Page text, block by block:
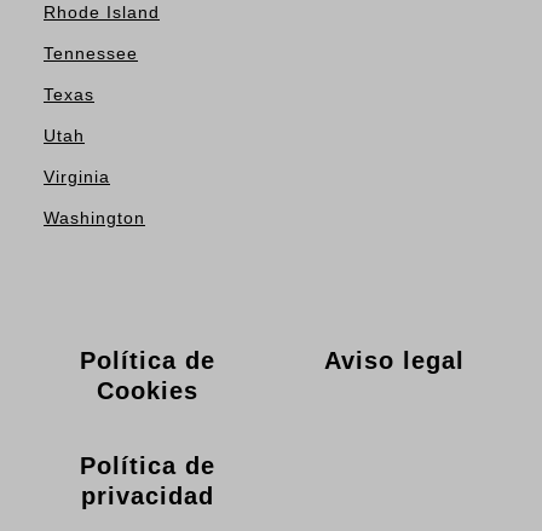
Rhode Island
Tennessee
Texas
Utah
Virginia
Washington
Política de
Cookies
Aviso legal
Política de
privacidad